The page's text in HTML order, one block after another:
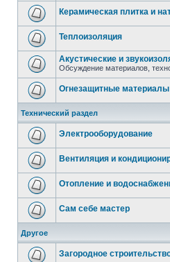
Керамическая плитка и
Теплоизоляция
Акустические и
Обсуждение материалов,
Огнезащитные материалы
Технический раздел
Электрооборудование
Вентиляция и
Отопление и
Сам себе мастер
Другое
Загородное